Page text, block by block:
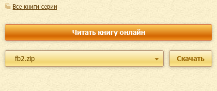
Все книги серии
Читать книгу онлайн
fb2.zip Скачать